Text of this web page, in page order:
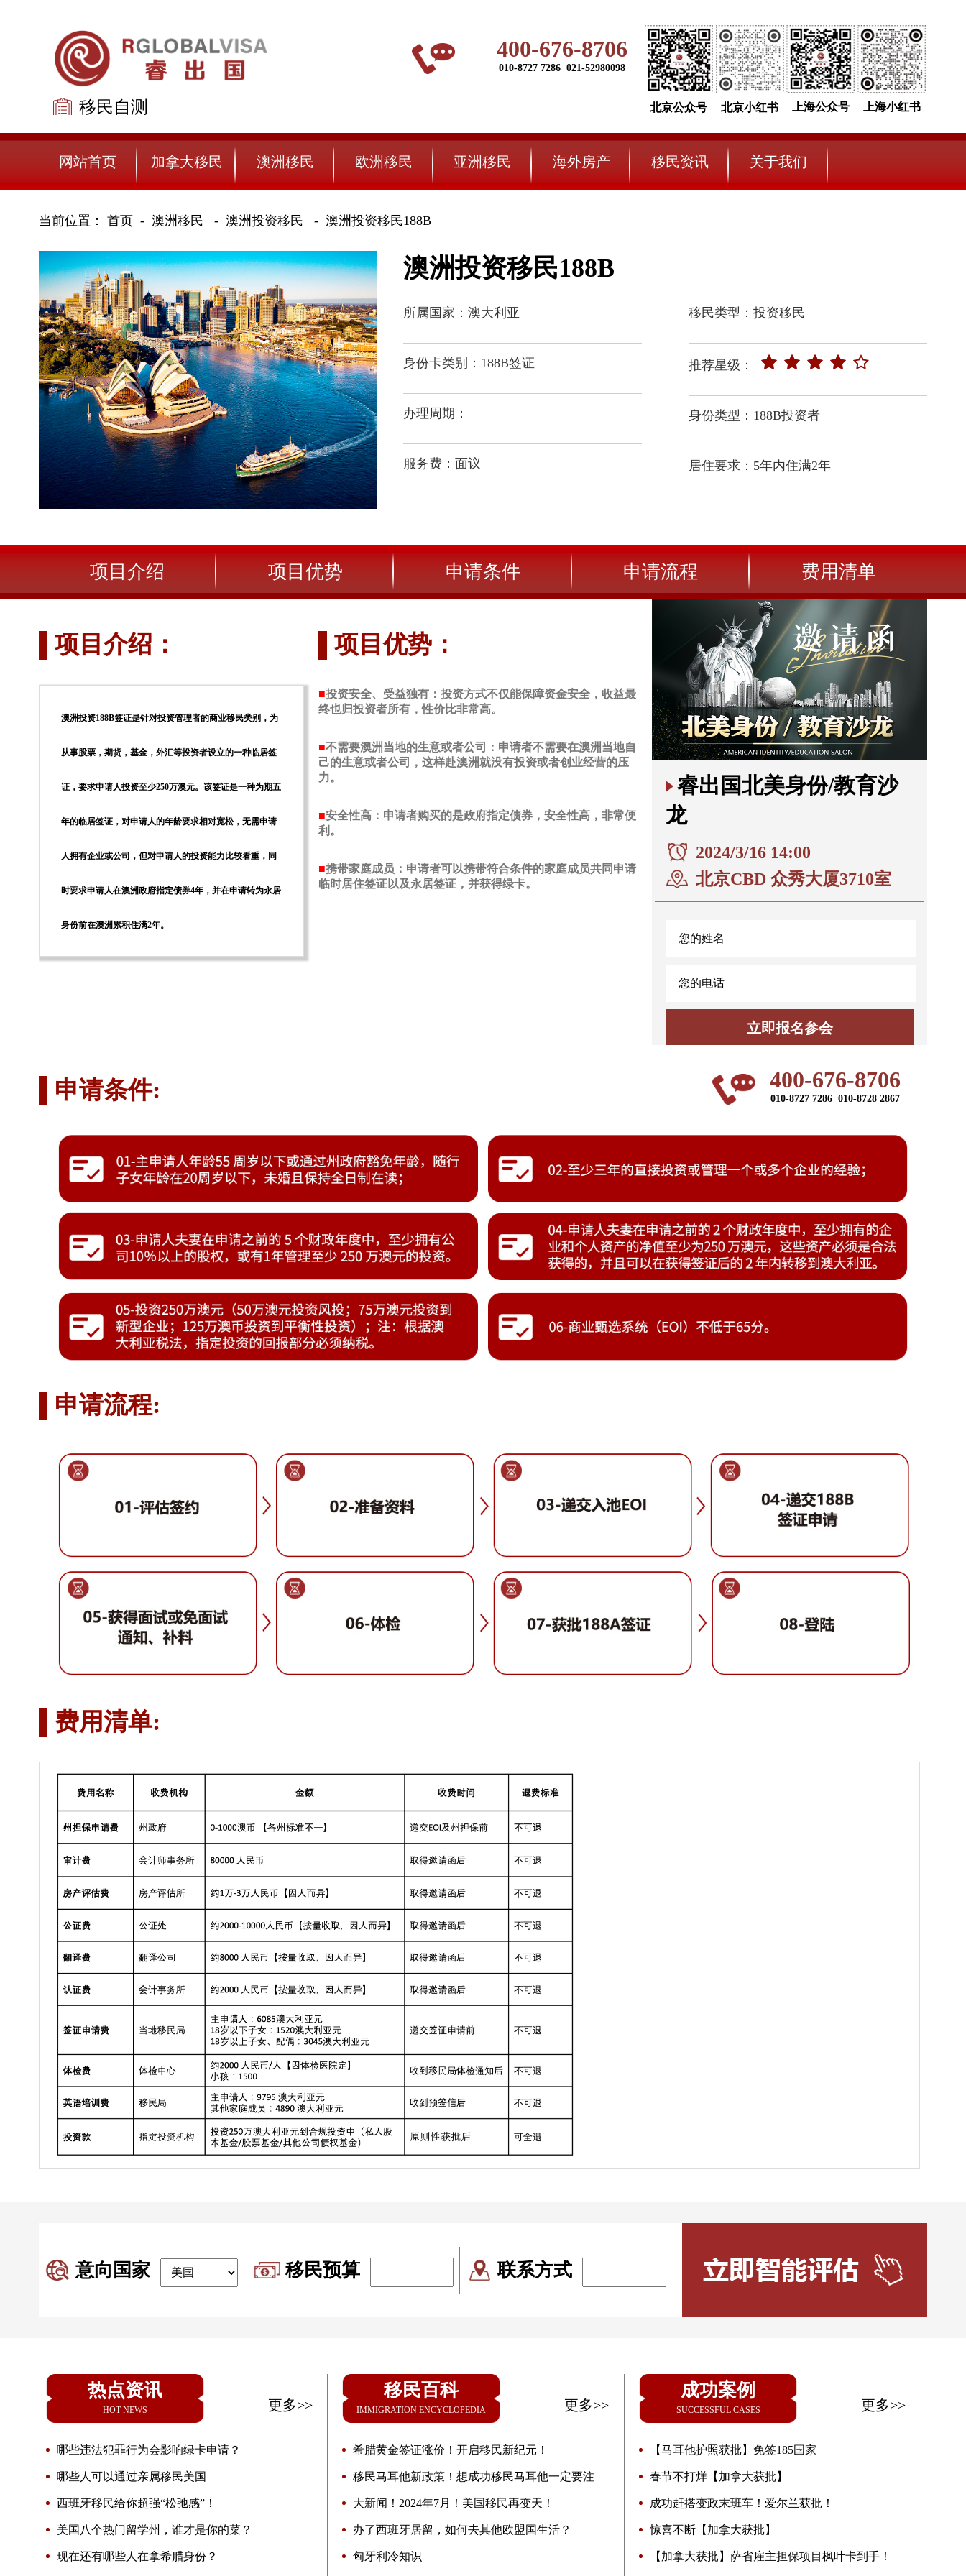
移民自测
免费评估
400-676-8706
010-8727 7286 021-52980098
北京公众号 北京小红书 上海公众号 上海小红书
网站首页 加拿大移民 澳洲移民 欧洲移民 亚洲移民 海外房产 移民资讯 关于我们
当前位置： 首页 澳洲移民 澳洲投资移民 澳洲投资移民188B
澳洲投资移民188B
所属国家：澳大利亚 移民类型：投资移民
身份卡类别：188B签证 推荐星级：
办理周期： 身份类型：188B投资者
服务费：面议 居住要求：5年内住满2年
项目介绍 项目优势 申请条件 申请流程 费用清单
项目介绍：
澳洲投资188B签证是针对投资管理者的商业移民类别，为
从事股票，期货，基金，外汇等投资者设立的一种临居签
证，要求申请人投资至少250万澳元。该签证是一种为期五
年的临居签证，对申请人的年龄要求相对宽松，无需申请
人拥有企业或公司，但对申请人的投资能力比较看重，同
时要求申请人在澳洲政府指定债券4年，并在申请转为永居
身份前在澳洲累积住满2年。
项目优势：
■投资安全、受益独有：投资方式不仅能保障资金安全，收益最
终也归投资者所有，性价比非常高。
■不需要澳洲当地的生意或者公司：申请者不需要在澳洲当地自
己的生意或者公司，这样赴澳洲就没有投资或者创业经营的压
力。
■安全性高：申请者购买的是政府指定债券，安全性高，非常便
利。
■携带家庭成员：申请者可以携带符合条件的家庭成员共同申请
临时居住签证以及永居签证，并获得绿卡。
睿出国北美身份/教育沙
龙
2024/3/16 14:00
北京CBD 众秀大厦3710室
申请条件: 400-676-8706
010-8727 7286 010-8728 2867
申请流程:
费用清单:
意向国家 移民预算 联系方式
热点资讯
HOT NEWS 更多>>
哪些违法犯罪行为会影响绿卡申请？
哪些人可以通过亲属移民美国
西班牙移民给你超强“松弛感”！
美国八个热门留学州，谁才是你的菜？
现在还有哪些人在拿希腊身份？
移民百科
IMMIGRATION ENCYCLOPEDIA 更多>>
希腊黄金签证涨价！开启移民新纪元！
移民马耳他新政策！想成功移民马耳他一定要注意
这些误区！
大新闻！2024年7月！美国移民再变天！
办了西班牙居留，如何去其他欧盟国生活？
匈牙利冷知识
成功案例
SUCCESSFUL CASES 更多>>
【马耳他护照获批】免签185国家
春节不打烊【加拿大获批】
成功赶搭变政末班车！爱尔兰获批！
惊喜不断【加拿大获批】
【加拿大获批】萨省雇主担保项目枫叶卡到手！